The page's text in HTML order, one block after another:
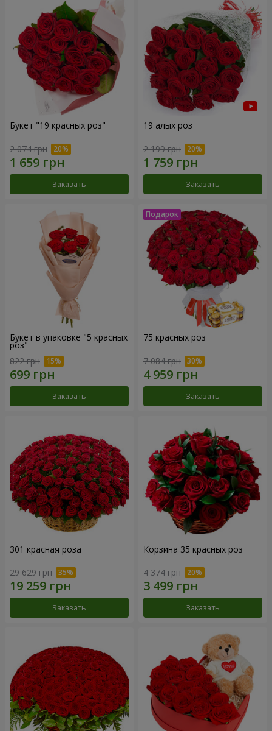
Букет "19 красных роз"
2 074 грн
Заказать
19 алых роз
2 199 грн
Заказать
Букет в упаковке "5 красных
роз"
822 грн
Заказать
75 красных роз
7 084 грн
Заказать
301 красная роза
29 629 грн
Заказать
Корзина 35 красных роз
4 374 грн
Заказать